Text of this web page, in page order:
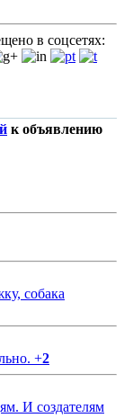
в соцсетях:
к объявлению
собака
+2
И создателям